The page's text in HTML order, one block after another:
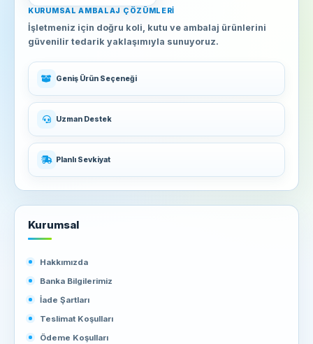
KURUMSAL AMBALAJ ÇÖZÜMLERI
İşletmeniz için doğru koli, kutu ve ambalaj ürünlerini
güvenilir tedarik yaklaşımıyla sunuyoruz.
Geniş Ürün Seçeneği
Uzman Destek
Planlı Sevkiyat
Kurumsal
Hakkımızda
Banka Bilgilerimiz
İade Şartları
Teslimat Koşulları
Ödeme Koşulları